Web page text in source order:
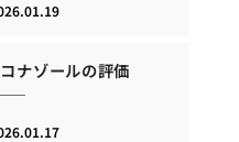
ナゾールの評価